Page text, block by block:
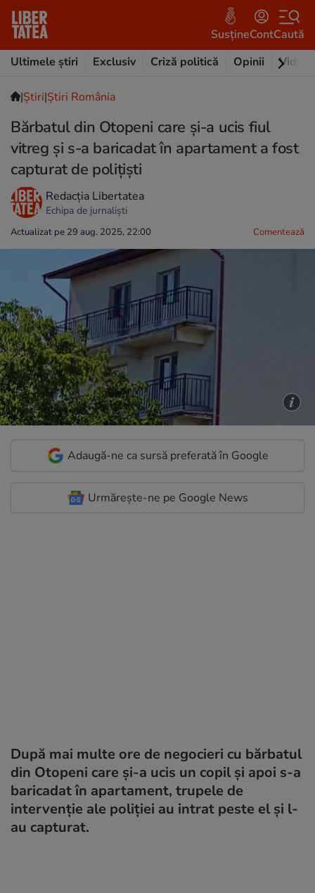
SusțineContCaută
Ultimele știri
Exclusiv Criză politică Opinii Video
|Ştiri|Știri România
Bărbatul din Otopeni care și-a ucis fiul
vitreg și s-a baricadat în apartament a fost
capturat de polițiști
Redacția Libertatea
Echipa de jurnaliști
Actualizat pe 29 aug. 2025, 22:00 Comentează
Adaugă-ne ca sursă preferată în Google
Urmărește-ne pe Google News
După mai multe ore de negocieri cu bărbatul
din Otopeni care și-a ucis un copil și apoi s-a
baricadat în apartament, trupele de
intervenție ale poliției au intrat peste el și l-
au capturat.